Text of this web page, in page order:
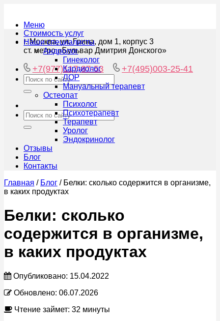
Меню
г. Москва, ул. Грина, дом 1, корпус 3
ст. метро «Бульвар Дмитрия Донского»
+7(977)117-87-53 +7(495)003-25-41
Стоимость услуг
Наши специалисты
Андролог
Гинеколог
Кардиолог
ЛОР
Мануальный терапевт
Остеопат
Психолог
Психотерапевт
Терапевт
Уролог
Эндокринолог
Отзывы
Блог
Контакты
Главная / Блог / Белки: сколько содержится в организме,
в каких продуктах
Белки: сколько
содержится в организме,
в каких продуктах
Опубликовано: 15.04.2022
Обновлено: 06.07.2026
Чтение займет: 32 минуты